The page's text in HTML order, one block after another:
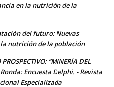
en la nutrición de la
del futuro: Nuevas
nutrición de la población
“MINERÍA DEL
Ronda: Encuesta Delphi. - Revista
Especializada